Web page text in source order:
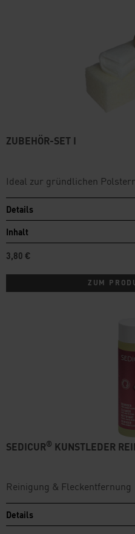
ZUBEHÖR-SET I
Ideal zur gründlichen
Details
Inhalt
3,80 €
ZUM
SEDICUR® KUNSTLEDER
Reinigung & Fleckentfernung
Details